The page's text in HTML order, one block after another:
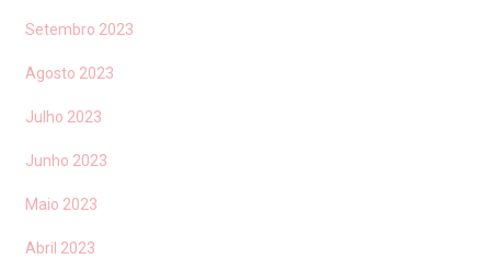
Setembro 2023
Agosto 2023
Julho 2023
Junho 2023
Maio 2023
Abril 2023